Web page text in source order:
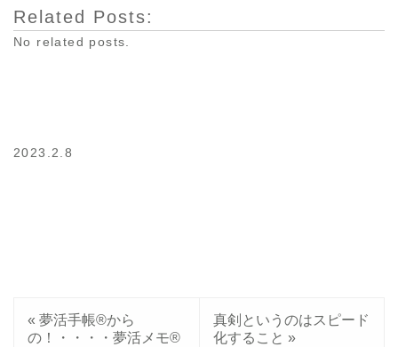
Related Posts:
No related posts.
2023.2.8
« 夢活手帳®から
の！・・・・夢活メモ®
真剣というのはスピード
化すること »